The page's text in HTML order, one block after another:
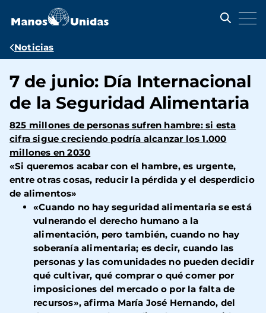
contenido
Ruta
navegación
Noticias
7 de junio: Día Internacional
de la Seguridad Alimentaria
825 millones de personas sufren hambre: si esta
cifra sigue creciendo podría alcanzar los 1.000
millones en 2030
«Si queremos acabar con el hambre, es urgente,
entre otras cosas, reducir la pérdida y el desperdicio
de alimentos»
«Cuando no hay seguridad alimentaria se está
vulnerando el derecho humano a la
alimentación, pero también, cuando no hay
soberanía alimentaria; es decir, cuando las
personas y las comunidades no pueden decidir
qué cultivar, qué comprar o qué comer por
imposiciones del mercado o por la falta de
recursos», afirma María José Hernando, del